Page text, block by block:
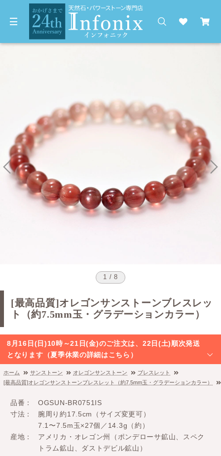
1 / 8
[最高品質]オレゴンサンストーンブレスレッ
ト（約7.5mm玉・グラデーションカラー）
8月16日(日)10時～21日(金)のご注文は、22日(土)順次発送
となります（夏季休業の詳細はこちら）
ホーム サンストーン オレゴンサンストーン
ブレスレット
[最高品質]オレゴンサンストーンブレスレット（約7.5mm玉・グラデーションカラー）
品番
OGSUN-BR0751IS
寸法
腕周り約17.5cm（サイズ変更可）
7.1〜7.5m玉×27個／14.3g（約）
産地
アメリカ・オレゴン州（ポンデローサ鉱山、スペク
トラム鉱山、ダストデビル鉱山）